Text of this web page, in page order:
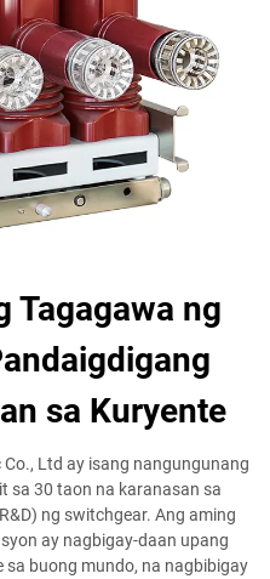
Tagagawa ng
sa Kuryente
Ltd ay isang nangungunang
sa 30 taon na karanasan sa
ng switchgear. Ang aming
ay nagbigay-daan upang
buong mundo, na nagbibigay